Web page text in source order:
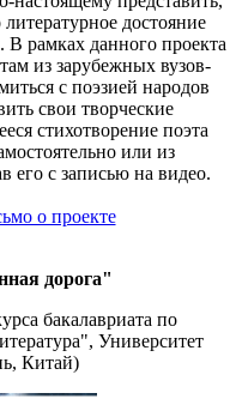
достояние
рамках данного проекта
из зарубежных вузов-
с поэзией народов
свои творческие
стихотворение поэта
или из
его с записью на видео.
о проекте
дорога"
бакалавриата по
Университет
Китай)